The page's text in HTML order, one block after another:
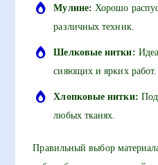
Мулине: Хорошо
различных техник.
Шелковые нитки:
сияющих и ярких работ.
Хлопковые нитки:
любых тканях.
Правильный выбор